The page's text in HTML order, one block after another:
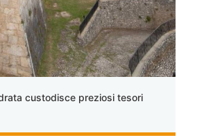
custodisce preziosi tesori